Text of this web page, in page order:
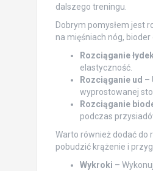
dalszego treningu.
Dobrym pomysłem jest
na mięśniach nóg,
Rozciąganie
elastyczność.
Rozciąganie ud –
wyprostowanej
Rozciąganie
podczas
Warto również dodać do
pobudzić krążenie i
Wykroki –